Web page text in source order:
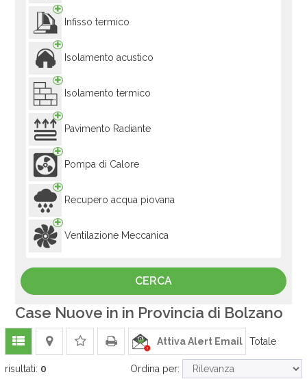
Infisso termico
Isolamento acustico
Isolamento termico
Pavimento Radiante
Pompa di Calore
Recupero acqua piovana
Ventilazione Meccanica
Case Nuove in in Provincia di Bolzano
Attiva Alert Email Totale
risultati: 0 Ordina per: